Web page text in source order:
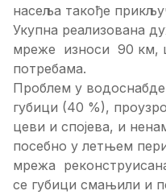
насеља такође
Укупна реализована
мреже износи 90 км,
потребама.
Проблем у
губици (40 %),
цеви и спојева, и
посебно у летњем
мрежа
се губици смањили и